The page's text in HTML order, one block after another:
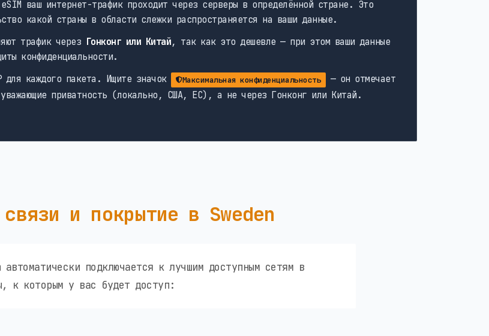
ваш интернет-трафик проходит через серверы в определённой стране. Это
какой страны в области слежки распространяется на ваши данные.
трафик через Гонконг или Китай, так как это дешевле — при этом ваши данные
конфиденциальности.
для каждого пакета. Ищите значок Максимальная конфиденциальность
— он отмечает
приватность (локально, США, ЕС), а не через Гонконг или Китай.
и покрытие в Sweden
подключается к лучшим доступным сетям в
к которым у вас будет доступ: